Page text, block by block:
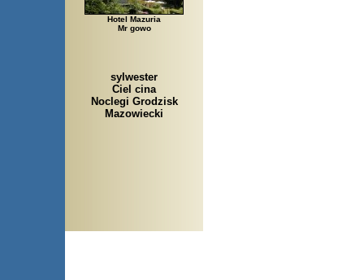
Hotel Mazuria
Mr gowo
sylwester
Ciel cina
Noclegi Grodzisk
Mazowiecki